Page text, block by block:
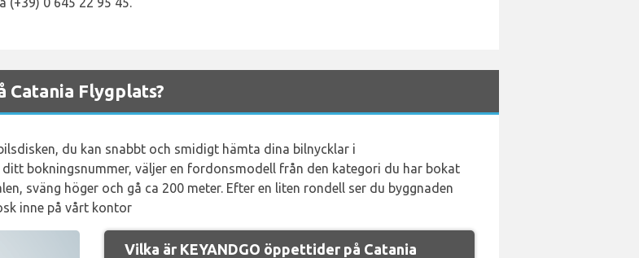
Catania Flygplats?
du kan snabbt och smidigt hämta dina bilnycklar i
bokningsnummer, väljer en fordonsmodell från den kategori du har bokat
sväng höger och gå ca 200 meter. Efter en liten rondell ser du byggnaden
inne på vårt kontor
Vilka är KEYANDGO öppettider på Catania